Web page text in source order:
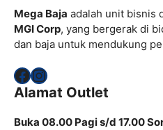
Mega Baja adalah unit bisnis
MGI Corp, yang bergerak di
dan baja untuk mendukung
Facebook
Instagram
Alamat Outlet
Buka 08.00 Pagi s/d 17.00